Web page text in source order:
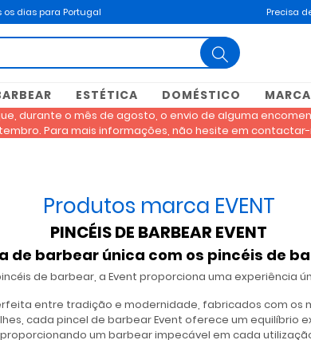
os dias para Portugal Precisa
ESTÉTICA DOMÉSTICO
durante o mês de agosto, o envio de alguma
Para mais informações, não hesite em contactar-
Produtos marca EVENT
PINCÉIS DE BARBEAR EVENT
de barbear única com os pincéis de
de barbear, a Event proporciona uma experiência
entre tradição e modernidade, fabricados com
cada pincel de barbear Event oferece um equilíbrio
proporcionando um barbear impecável em cada